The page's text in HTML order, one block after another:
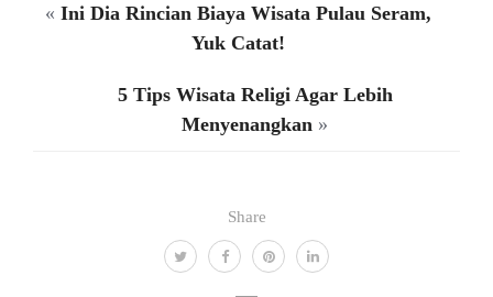
Share
« Ini Dia Rincian Biaya Wisata Pulau Seram,
Yuk Catat!
5 Tips Wisata Religi Agar Lebih
Menyenangkan »